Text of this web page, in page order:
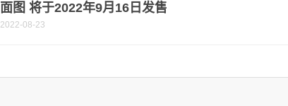
面图 将于2022年9月16日发售
2022-08-23